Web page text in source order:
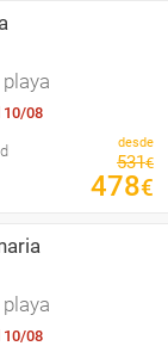
10/08
desde
531€
478€
10/08